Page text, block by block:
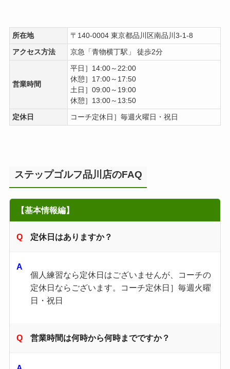
所在地 〒140-0004 東京都品川区南品川3-1-8
アクセス方法 京急「青物横丁駅」 徒歩2分
営業時間
平日］14:00～22:00
休憩］17:00～17:50
土日］09:00～19:00
休憩］13:00～13:50
定休日 コーチ定休日］毎週火曜日・祝日
ステップゴルフ品川店のFAQ
【基本情報編】
定休日はありますか？
個人練習なら定休日はございませんが、コーチの
定休日ならございます。コーチ定休日］毎週火曜
日・祝日
営業時間は何時から何時までですか？